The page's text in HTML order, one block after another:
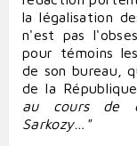
la légalisation
n'est pas
pour témoins
de son bureau,
de la
au cours de
Sarkozy…"